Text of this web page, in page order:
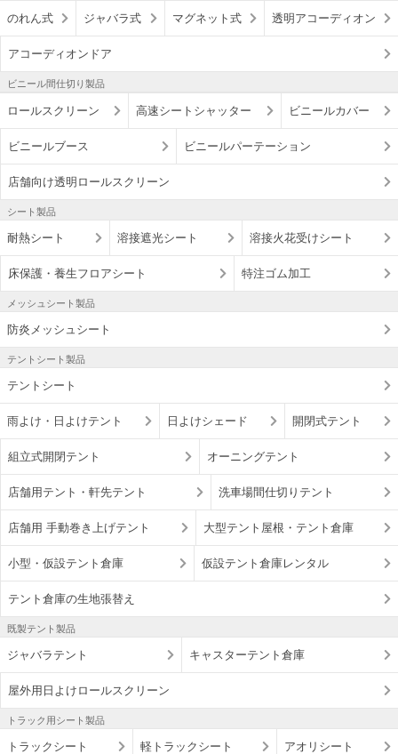
のれん式 ジャバラ式 マグネット式 透明アコーディオン
アコーディオンドア
ビニール間仕切り製品
ロールスクリーン 高速シートシャッター ビニールカバー
ビニールブース ビニールパーテーション
店舗向け透明ロールスクリーン
シート製品
耐熱シート 溶接遮光シート 溶接火花受けシート
床保護・養生フロアシート 特注ゴム加工
メッシュシート製品
防炎メッシュシート
テントシート製品
テントシート
雨よけ・日よけテント 日よけシェード 開閉式テント
組立式開閉テント オーニングテント
店舗用テント・軒先テント 洗車場間仕切りテント
店舗用 手動巻き上げテント 大型テント屋根・テント倉庫
小型・仮設テント倉庫 仮設テント倉庫レンタル
テント倉庫の生地張替え
既製テント製品
ジャバラテント キャスターテント倉庫
屋外用日よけロールスクリーン
トラック用シート製品
トラックシート 軽トラックシート アオリシート